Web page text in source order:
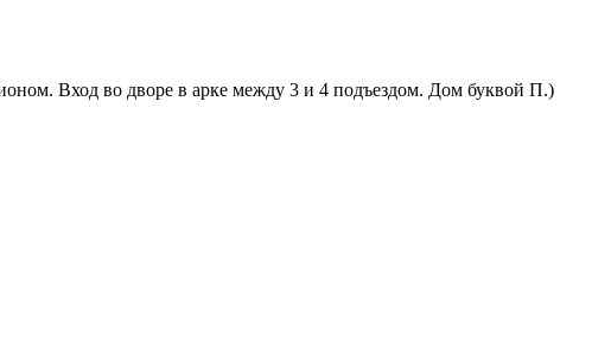
Вход во дворе в арке между 3 и 4 подъездом. Дом буквой П.)